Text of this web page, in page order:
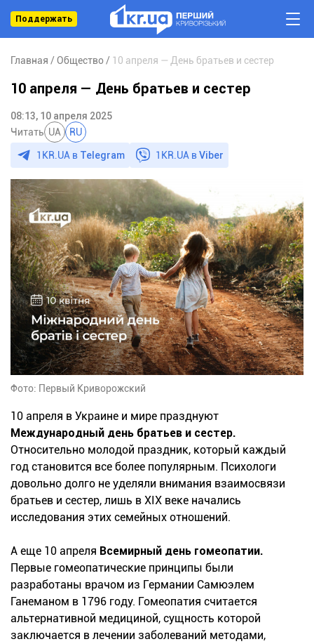
Поддержать
Главная Общество 10 апреля — День братьев и сестер
10 апреля — День братьев и сестер
08:13, 10 апреля 2025
Читать UA RU
1KR.UA в Telegram 1KR.UA вViber
Фото: Первый Криворожский
10 апреля в Украине и мире празднуют
Международный день братьев и сестер.
Относительно молодой праздник, который каждый
год становится все более популярным. Психологи
довольно долго не уделяли внимания взаимосвязи
братьев и сестер, лишь в XIX веке начались
исследования этих семейных отношений.
А еще 10 апреля Всемирный день гомеопатии.
Первые гомеопатические принципы были
разработаны врачом из Германии Самюэлем
Ганеманом в 1796 году. Гомеопатия считается
альтернативной медициной, сущность которой
заключается в лечении заболеваний методами,